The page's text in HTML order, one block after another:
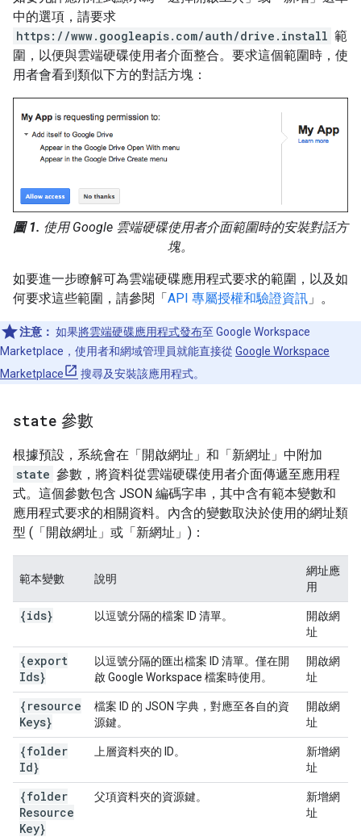
中的選項，請要求
https://www.googleapis.com/auth/drive.install 範
圍，以便與雲端硬碟使用者介面整合。要求這個範圍時，使
用者會看到類似下方的對話方塊：
圖 1. 使用 Google 雲端硬碟使用者介面範圍時的安裝對話方
塊。
如要進一步瞭解可為雲端硬碟應用程式要求的範圍，以及如
何要求這些範圍，請參閱「API 專屬授權和驗證資訊 」。
注意： 如果將雲端硬碟應用程式發布至 Google Workspace
Marketplace，使用者和網域管理員就能直接從 Google Workspace
Marketplace
搜尋及安裝該應用程式。
state 參數
根據預設，系統會在「開啟網址」和「新網址」中附加
state 參數，將資料從雲端硬碟使用者介面傳遞至應用程
式。這個參數包含 JSON 編碼字串，其中含有範本變數和
應用程式要求的相關資料。內含的變數取決於使用的網址類
型 (「開啟網址」或「新網址」)：
範本變數 說明
網址應
用
{ids} 以逗號分隔的檔案 ID 清單。
開啟網
址
{export
Ids}
以逗號分隔的匯出檔案 ID 清單。僅在開
啟 Google Workspace 檔案時使用。
開啟網
址
{resource
Keys}
檔案 ID 的 JSON 字典，對應至各自的資
源鍵。
開啟網
址
{folder
Id}
上層資料夾的 ID。
新增網
址
{folder
Resource
Key}
父項資料夾的資源鍵。
新增網
址